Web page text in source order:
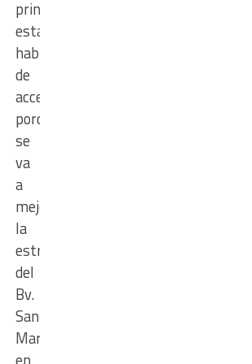
principales,
estamos
hablando
de
accesibilidad
porque
se
va
a
mejorar
la
estructura
del
Bv.
San
Martin